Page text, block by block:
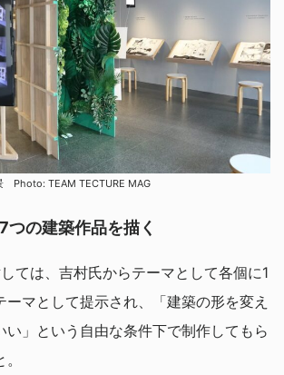
Photo: TEAM TECTURE MAG
つの建築作品を描く
ては、吉村氏からテーマとして各個に1
ーマとして提示され、「建築の形を変え
い」という自由な条件下で制作してもら